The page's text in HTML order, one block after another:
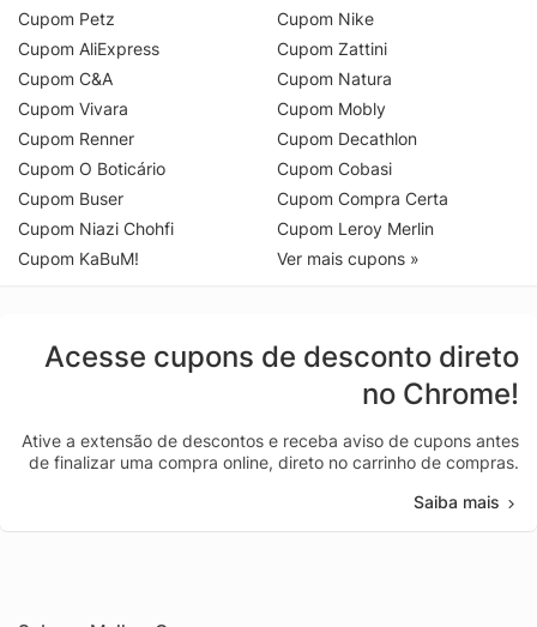
Cupom Petz
Cupom AliExpress
Cupom C&A
Cupom Vivara
Cupom Renner
Cupom O Boticário
Cupom Buser
Cupom Niazi Chohfi
Cupom KaBuM!
Cupom Nike
Cupom Zattini
Cupom Natura
Cupom Mobly
Cupom Decathlon
Cupom Cobasi
Cupom Compra Certa
Cupom Leroy Merlin
Ver mais cupons »
Acesse cupons de desconto direto
no Chrome!
Ative a extensão de descontos e receba aviso de cupons antes
de finalizar uma compra online, direto no carrinho de compras.
Saiba mais